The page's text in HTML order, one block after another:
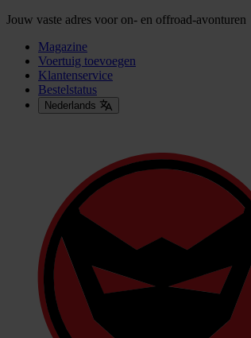
Jouw vaste adres voor on- en offroad-avonturen
Magazine
Voertuig toevoegen
Klantenservice
Bestelstatus
Nederlands